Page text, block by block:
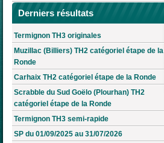
Derniers résultats
Termignon TH3 originales
Muzillac (Billiers) TH2 catégoriel étape de la
Ronde
Carhaix TH2 catégoriel étape de la Ronde
Scrabble du Sud Goëlo (Plourhan) TH2
catégoriel étape de la Ronde
Termignon TH3 semi-rapide
SP du 01/09/2025 au 31/07/2026